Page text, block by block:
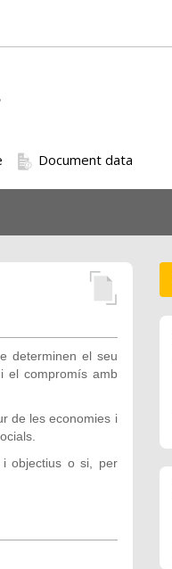
Document data
determinen el seu
el compromís amb
de les economies i
i objectius o si, per